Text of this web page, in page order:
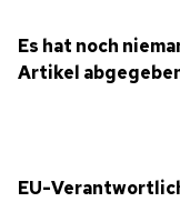
Es hat noch
Artikel
EU-